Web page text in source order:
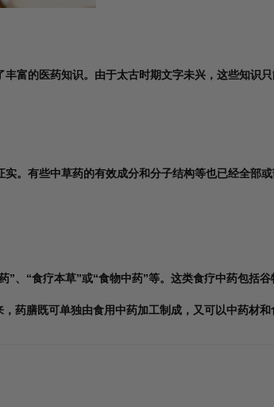
富的医药知识。由于太古时期文字未兴，这些知识
。有些中草药的有效成分和分子结构等也已经全部
、“食疗本草”或“食物中药”等。这类食疗中药包括
药膳既可单独由食用中药加工制成，又可以中药材